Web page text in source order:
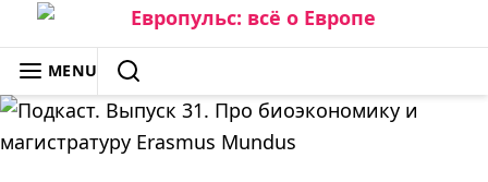
Skip
to
content
ЕВРОПУЛЬС: ВСЁ О ЕВРОПЕ
MENU
SEARCH